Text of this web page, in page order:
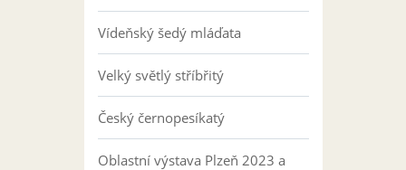
Vídeňský šedý mláďata
Velký světlý stříbřitý
Český černopesíkatý
Oblastní výstava Plzeň 2023 a